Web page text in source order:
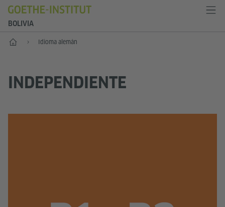
BOLIVIA
Inicio Idioma alemán
INDEPENDIENTE